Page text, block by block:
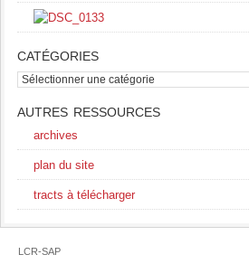
CATÉGORIES
catégories
AUTRES RESSOURCES
archives
plan du site
tracts à télécharger
LCR-SAP